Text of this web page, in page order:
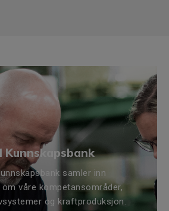
Kunnskapsbank
samler inn
våre kompetansområder,
og kraftproduksjon.